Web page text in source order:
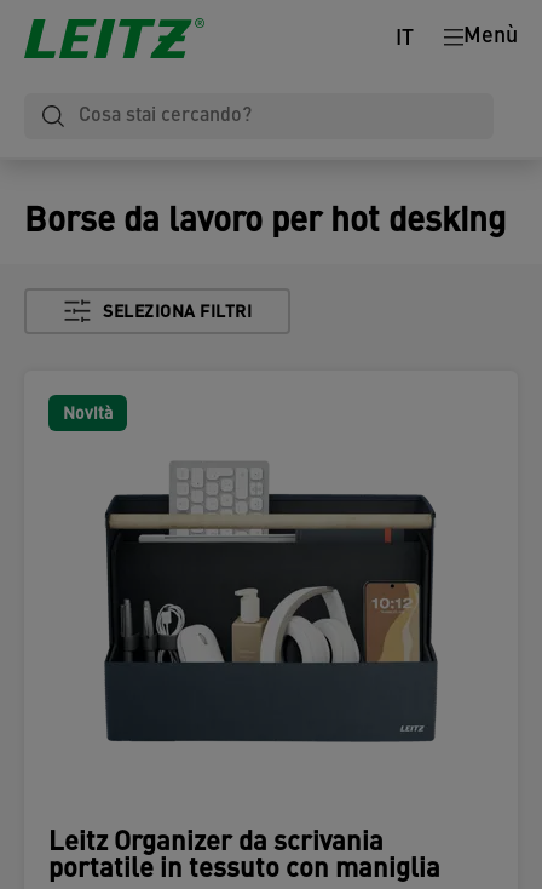
Menù
IT
Borse da lavoro per hot desking
SELEZIONA FILTRI
Novità
Leitz Organizer da scrivania
portatile in tessuto con maniglia